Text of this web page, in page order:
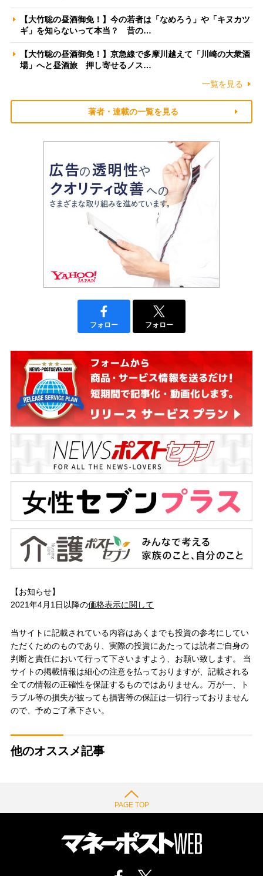
【大竹聡の昼酒御免！】今の若者は「なめろう」や「キヌカツ
ギ」を知らないって本当？ 昔の…
【大竹聡の昼酒御免！】京急線で多摩川越えて「川崎の大衆酒
場」へと昼酒旅 押し寄せるノス…
一覧を見る
著者・連載の一覧を見る
フォロー フォロー
【お知らせ】
2021年4月1日以降の価格表示に関して
当サイトに記載されている内容はあくまでも投資の参考にしてい
ただくためのものであり、実際の投資にあたっては読者ご自身の
判断と責任において行って下さいますよう、お願い致します。 当
サイトの掲載情報は細心の注意を払っておりますが、記載される
全ての情報の正確性を保証するものではありません。万が一、ト
ラブル等の損失が被っても損害等の保証は一切行っておりません
ので、予めご了承下さい。
他のオススメ記事
PAGE TOP